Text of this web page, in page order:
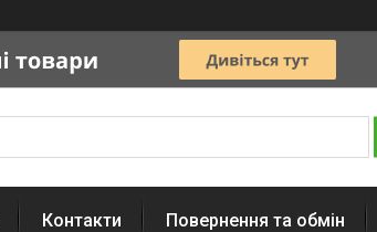
Контакти Повернення та обмін